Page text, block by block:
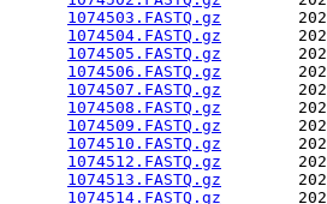
1074503.FASTQ.gz
1074504.FASTQ.gz
1074505.FASTQ.gz
1074506.FASTQ.gz
1074507.FASTQ.gz
1074508.FASTQ.gz
1074509.FASTQ.gz
1074510.FASTQ.gz
1074512.FASTQ.gz
1074513.FASTQ.gz
1074514.FASTQ.gz